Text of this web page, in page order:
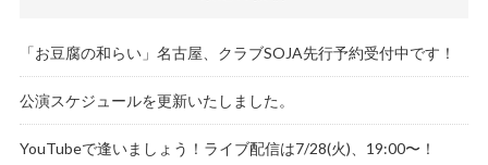
「お豆腐の和らい」名古屋、クラブSOJA先行予約受付中です！
公演スケジュールを更新いたしました。
YouTubeで逢いましょう！ライブ配信は7/28(火)、19:00〜！